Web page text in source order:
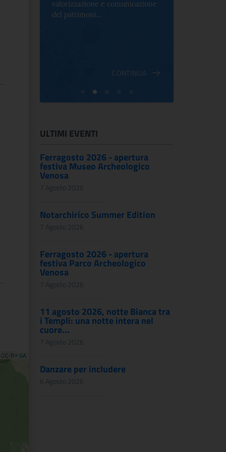
CC-BY-SA
valorizzazione e comunicazione
del patrimoni...
CONTINUA
ULTIMI EVENTI
Ferragosto 2026 - apertura
festiva Museo Archeologico
Venosa
7 Agosto 2026
Notarchirico Summer Edition
7 Agosto 2026
Ferragosto 2026 - apertura
festiva Parco Archeologico
Venosa
7 Agosto 2026
11 agosto 2026, notte Bianca tra
i Templi: una notte intera nel
cuore...
7 Agosto 2026
Danzare per includere
6 Agosto 2026